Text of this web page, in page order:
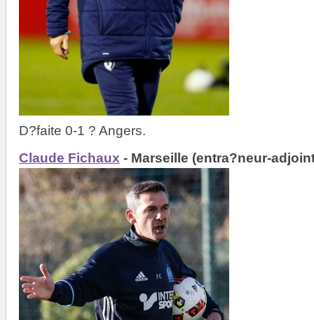
D?faite 0-1 ? Angers.
Claude Fichaux - Marseille (entra?neur-